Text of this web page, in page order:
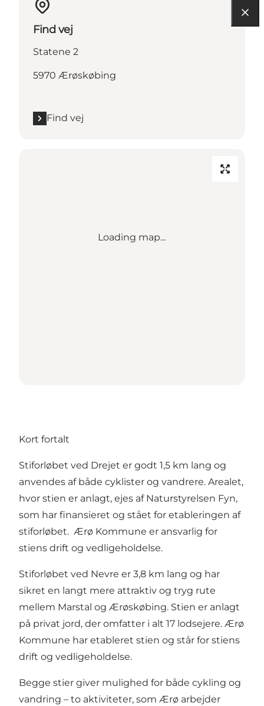
Find vej
Statene 2
5970 Ærøskøbing
Find vej
Loading map...
Kort fortalt
Stiforløbet ved Drejet er godt 1,5 km lang og
anvendes af både cyklister og vandrere. Arealet,
hvor stien er anlagt, ejes af Naturstyrelsen Fyn,
som har finansieret og stået for etableringen af
stiforløbet. Ærø Kommune er ansvarlig for
stiens drift og vedligeholdelse.
Stiforløbet ved Nevre er 3,8 km lang og har
sikret en langt mere attraktiv og tryg rute
mellem Marstal og Ærøskøbing. Stien er anlagt
på privat jord, der omfatter i alt 17 lodsejere. Ærø
Kommune har etableret stien og står for stiens
drift og vedligeholdelse.
Begge stier giver mulighed for både cykling og
vandring – to aktiviteter, som Ærø arbejder